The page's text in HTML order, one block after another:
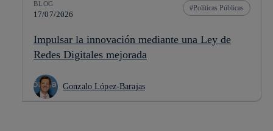
BLOG
17/07/2026
Políticas Públicas
Impulsar la innovación mediante una Ley de
Redes Digitales mejorada
Gonzalo López-Barajas